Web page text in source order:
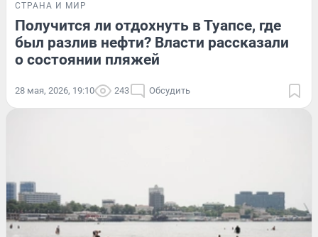
СТРАНА И МИР
Получится ли отдохнуть в Туапсе, где
был разлив нефти? Власти рассказали
о состоянии пляжей
28 мая, 2026, 19:10 243 Обсудить